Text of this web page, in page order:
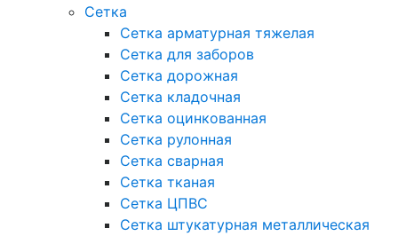
Сетка
Сетка арматурная тяжелая
Сетка для заборов
Сетка дорожная
Сетка кладочная
Сетка оцинкованная
Сетка рулонная
Сетка сварная
Сетка тканая
Сетка ЦПВС
Сетка штукатурная металлическая